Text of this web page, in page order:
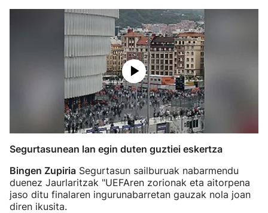
Segurtasunean lan egin duten guztiei eskertza
Bingen Zupiria Segurtasun sailburuak nabarmendu
duenez Jaurlaritzak "UEFAren zorionak eta aitorpena
jaso ditu finalaren ingurunabarretan gauzak nola joan
diren ikusita.